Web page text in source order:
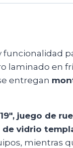
laminado en
entregan
juego de
vidrio
mientras